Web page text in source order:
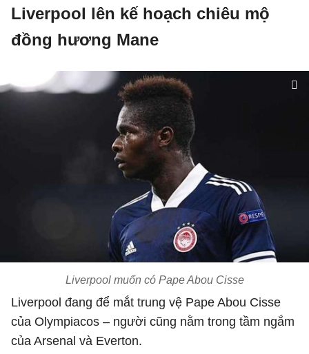
Liverpool lên kế hoạch chiêu mộ
đồng hương Mane
Liverpool muốn có Pape Abou Cisse
Liverpool đang để mắt trung vệ Pape Abou Cisse
của Olympiacos – người cũng nằm trong tầm ngắm
của Arsenal và Everton.